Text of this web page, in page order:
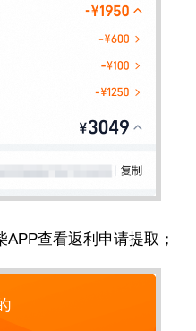
查看返利申请提取；